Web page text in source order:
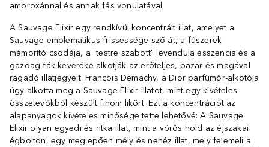
ambroxánnal és annak fás vonulatával.
A Sauvage Elixir egy rendkívül koncentrált illat, amelyet a
Sauvage emblematikus frissessége sző át, a fűszerek
mámorító csodája, a "testre szabott" levendula esszencia és a
gazdag fák keveréke alkotják az erőteljes, pazar és magával
ragadó illatjegyeit. Francois Demachy, a Dior parfümőr-alkotója
úgy alkotta meg a Sauvage Elixir illatot, mint egy kivételes
összetevőkből készült finom likőrt. Ezt a koncentrációt az
alapanyagok kivételes minősége tette lehetővé: A Sauvage
Elixir olyan egyedi és ritka illat, mint a vörös hold az éjszakai
égbolton, egy meglepően mély és nehéz illat, mely felemeli a